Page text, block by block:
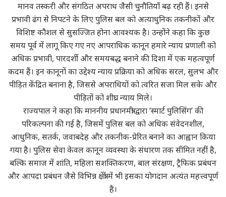
मानव तस्करी और संगठित अपराध जैसी चुनौतियाँ बढ़ रही हैं। इनसे
प्रभावी ढंग से निपटने के लिए पुलिस बल को अत्याधुनिक तकनीकों और
विशिष्ट कौशल से सुसज्जित होना आवश्यक है। उन्होंने कहा कि कुछ
समय पूर्व में लागू किए गए नए आपराधिक कानून हमारे न्याय प्रणाली को
अधिक प्रभावी, पारदर्शी और समयबद्ध बनाने की दिशा में एक महत्वपूर्ण
कदम हैं। इन कानूनों का उद्देश्य न्याय प्रक्रिया को अधिक सरल, सुलभ और
पीड़ित केंद्रित बनाना है, जिससे अपराधियों को त्वरित सजा मिल सके और
पीड़ितों को शीघ्र न्याय मिले।
राज्यपाल ने कहा कि माननीय प्रधानमंत्री द्वारा ‘स्मार्ट पुलिसिंग’ की
परिकल्पना की गई है, जिसमें पुलिस बल को अधिक संवेदनशील,
आधुनिक, सतर्क, जवाबदेह और तकनीक-प्रेरित बनाने का आह्वान किया
गया है। पुलिस सेवा केवल कानून व्यवस्था के संधारण तक सीमित नहीं है,
बल्कि समाज में शांति, महिला सशक्तिकरण, बाल संरक्षण, ट्रैफिक प्रबंधन
और आपदा प्रबंधन जैसे विभिन्न क्षेत्रों में भी इसका योगदान अत्यंत महत्त्वपूर्ण
है।